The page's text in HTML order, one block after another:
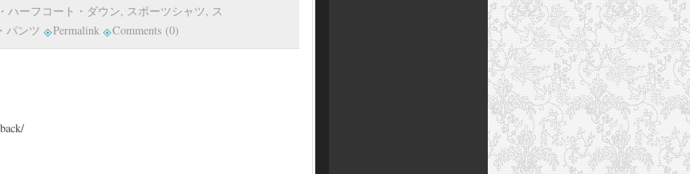
ハーフコート・ダウン, スポーツシャツ, ス
パンツ
Permalink Comments (0)